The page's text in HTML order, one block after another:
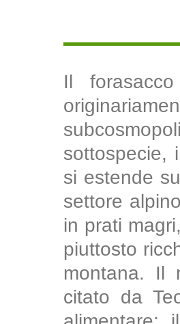
Il
sottospecie,
si estende
settore
in prati
piuttosto
montana. Il
citato da